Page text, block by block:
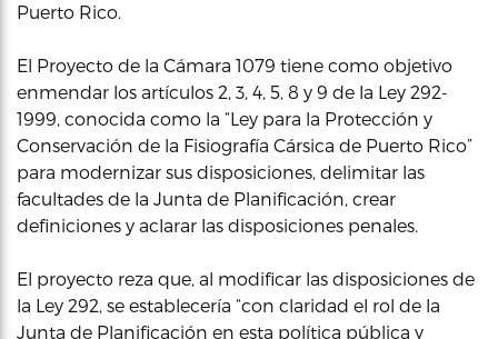
Puerto Rico.
El Proyecto de la Cámara 1079 tiene como objetivo
enmendar los artículos 2, 3, 4, 5, 8 y 9 de la Ley 292-
1999, conocida como la “Ley para la Protección y
Conservación de la Fisiografía Cársica de Puerto Rico”
para modernizar sus disposiciones, delimitar las
facultades de la Junta de Planificación, crear
definiciones y aclarar las disposiciones penales.
El proyecto reza que, al modificar las disposiciones de
la Ley 292, se establecería “con claridad el rol de la
Junta de Planificación en esta política pública y